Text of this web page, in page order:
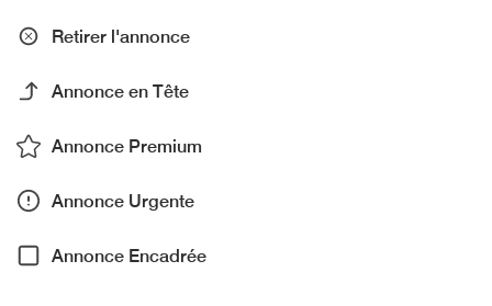
Retirer l'annonce
Annonce en Tête
Annonce Premium
Annonce Urgente
Annonce Encadrée